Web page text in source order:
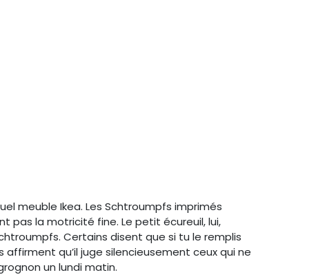
meuble Ikea. Les Schtroumpfs imprimés
pas la motricité fine. Le petit écureuil, lui,
Certains disent que si tu le remplis
qu’il juge silencieusement ceux qui ne
un lundi matin.